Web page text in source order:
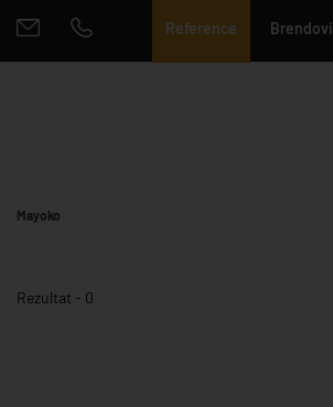
Reference Brendovi
Mayoko
Rezultat - 0